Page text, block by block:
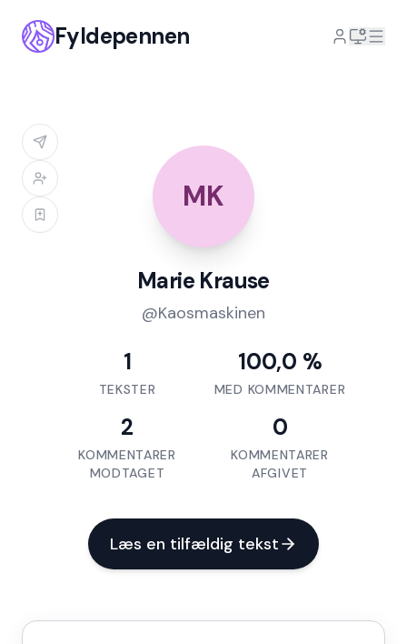
Fyldepennen
MK
Marie Krause
@Kaosmaskinen
1
TEKSTER
100,0 %
MED KOMMENTARER
2
KOMMENTARER
MODTAGET
0
KOMMENTARER
AFGIVET
Læs en tilfældig tekst